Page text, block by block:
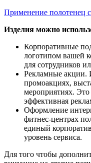
Применение полотенец
Изделия можно
Корпоративные
логотипом вашей
для сотрудников
Рекламные акции.
промоакциях,
мероприятиях.
эффективная
Оформление
фитнес-центрах
единый
уровень сервиса.
Для того чтобы